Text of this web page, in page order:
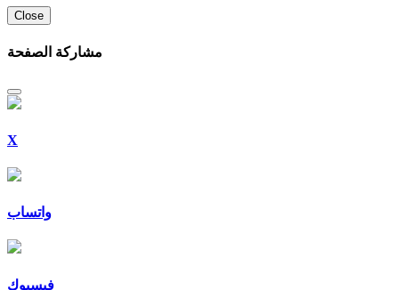
Close
مشاركة الصفحة
X
واتساب
فيسبوك